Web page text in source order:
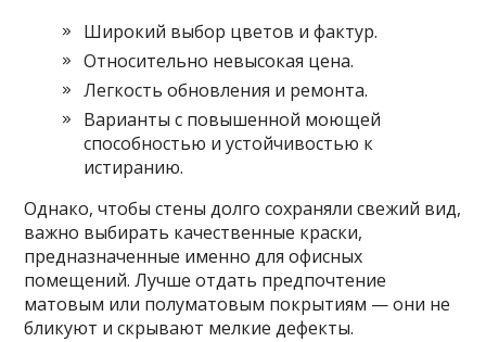
Широкий выбор цветов и фактур.
Относительно невысокая цена.
Легкость обновления и ремонта.
Варианты с повышенной моющей
способностью и устойчивостью к
истиранию.
Однако, чтобы стены долго сохраняли свежий вид,
важно выбирать качественные краски,
предназначенные именно для офисных
помещений. Лучше отдать предпочтение
матовым или полуматовым покрытиям — они не
бликуют и скрывают мелкие дефекты.